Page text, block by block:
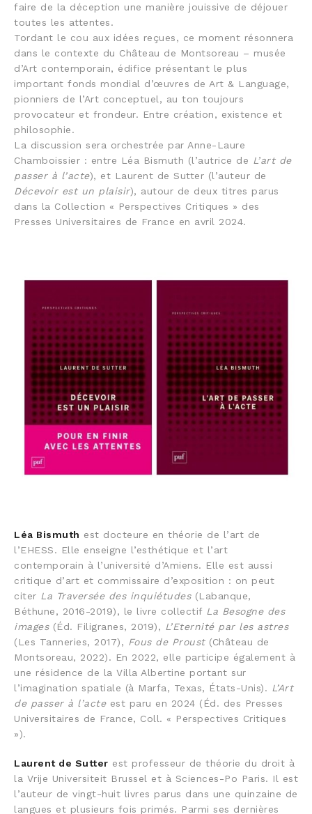
faire de la déception une manière jouissive de déjouer
toutes les attentes.
Tordant le cou aux idées reçues, ce moment résonnera
dans le contexte du Château de Montsoreau – musée
d’Art contemporain, édifice présentant le plus
important fonds mondial d’œuvres de Art & Language,
pionniers de l’Art conceptuel, au ton toujours
provocateur et frondeur. Entre création, existence et
philosophie.
La discussion sera orchestrée par Anne-Laure
Chamboissier : entre Léa Bismuth (l’autrice de L’art de
passer à l’acte), et Laurent de Sutter (l’auteur de
Décevoir est un plaisir), autour de deux titres parus
dans la Collection « Perspectives Critiques » des
Presses Universitaires de France en avril 2024.
Léa Bismuth est docteure en théorie de l’art de
l’EHESS. Elle enseigne l’esthétique et l’art
contemporain à l’université d’Amiens. Elle est aussi
critique d’art et commissaire d’exposition : on peut
citer La Traversée des inquiétudes(Labanque,
Béthune, 2016-2019), le livre collectif La Besogne des
images(Éd. Filigranes, 2019), L’Eternité par les astres
(Les Tanneries, 2017), Fous de Proust(Château de
Montsoreau, 2022). En 2022, elle participe également à
une résidence de la Villa Albertine portant sur
l’imagination spatiale (à Marfa, Texas, États-Unis). L’Art
de passer à l’acteest paru en 2024 (Éd. des Presses
Universitaires de France, Coll. « Perspectives Critiques
»).
Laurent de Sutter est professeur de théorie du droit à
la Vrije Universiteit Brussel et à Sciences-Po Paris. Il est
l’auteur de vingt-huit livres parus dans une quinzaine de
langues et plusieurs fois primés. Parmi ses dernières